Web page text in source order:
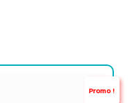
Promo !